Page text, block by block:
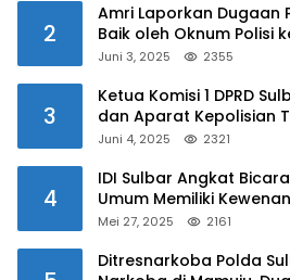
2
Amri Laporkan Dugaan
Baik oleh Oknum Polisi
Juni 3, 2025 2355
3
Ketua Komisi 1 DPRD
dan Aparat Kepolisian
Juni 4, 2025 2321
4
IDI Sulbar Angkat
Umum Memiliki
Mei 27, 2025 2161
Ditresnarkoba Polda